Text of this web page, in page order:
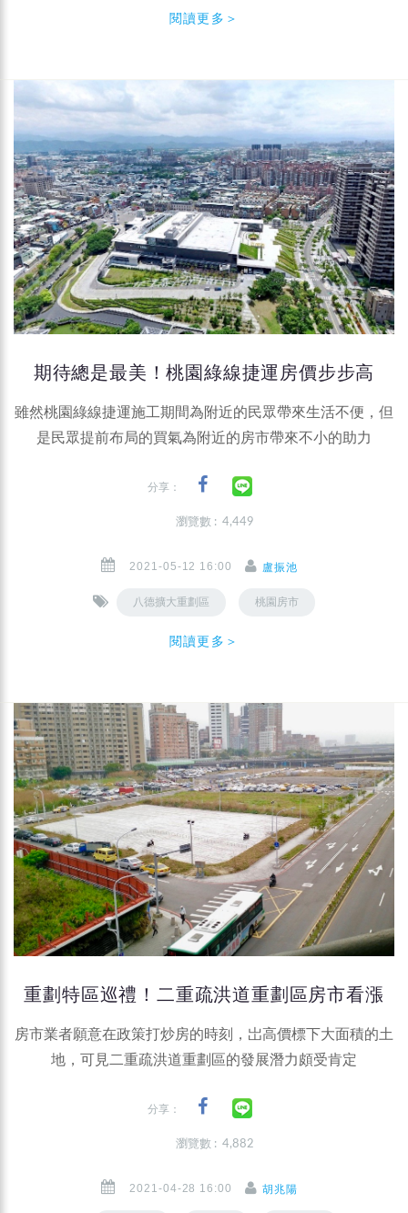
閱讀更多＞
期待總是最美！桃園綠線捷運房價步步高
雖然桃園綠線捷運施工期間為附近的民眾帶來生活不便，但
是民眾提前布局的買氣為附近的房市帶來不小的助力
分享：
瀏覽數 : 4,449
2021-05-12 16:00 盧振池
八德擴大重劃區 桃園房市
閱讀更多＞
重劃特區巡禮！二重疏洪道重劃區房市看漲
房市業者願意在政策打炒房的時刻，岀高價標下大面積的土
地，可見二重疏洪道重劃區的發展潛力頗受肯定
分享：
瀏覽數 : 4,882
2021-04-28 16:00 胡兆陽